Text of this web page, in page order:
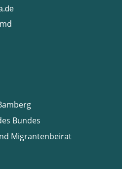
Bundes
Migrantenbeirat